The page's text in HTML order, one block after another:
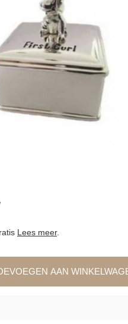
Lees meer.
AAN